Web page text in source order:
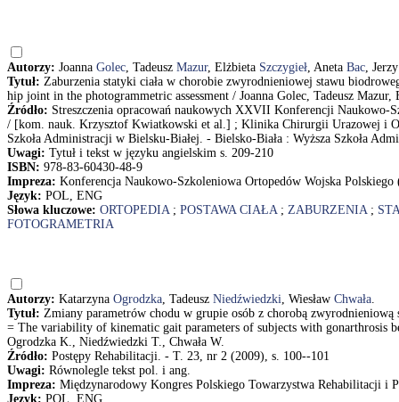
Autorzy: Joanna Golec, Tadeusz Mazur, Elżbieta Szczygieł, Aneta Bac,
Tytuł: Zaburzenia statyki ciała w chorobie zwyrodnieniowej stawu
hip joint in the photogrammetric assessment / Joanna Golec, Tadeusz
Źródło: Streszczenia opracowań naukowych XXVII Konferencji Naukowo-
/ [kom. nauk. Krzysztof Kwiatkowski et al.] ; Klinika Chirurgii Urazowej i
Szkoła Administracji w Bielsku-Białej. - Bielsko-Biała : Wyższa Szkoła
Uwagi: Tytuł i tekst w języku angielskim s. 209-210
ISBN: 978-83-60430-48-9
Impreza: Konferencja Naukowo-Szkoleniowa Ortopedów Wojska
Język: POL, ENG
Słowa kluczowe: ORTOPEDIA; POSTAWA CIAŁA; ZABURZENIA;
FOTOGRAMETRIA
Autorzy: Katarzyna Ogrodzka, Tadeusz Niedźwiedzki, Wiesław Chwała.
Tytuł: Zmiany parametrów chodu w grupie osób z chorobą
= The variability of kinematic gait parameters of subjects with gonarthrosis
Ogrodzka K., Niedźwiedzki T., Chwała W.
Źródło: Postępy Rehabilitacji. - T. 23, nr 2 (2009), s. 100--101
Uwagi: Równolegle tekst pol. i ang.
Impreza: Międzynarodowy Kongres Polskiego Towarzystwa Rehabilitacji i
Język: POL, ENG